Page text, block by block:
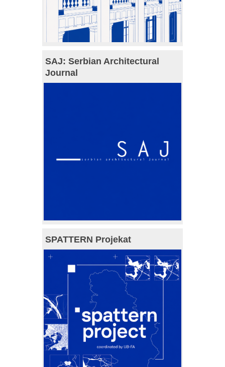
SAJ: Serbian Architectural
Journal
SPATTERN Projekat